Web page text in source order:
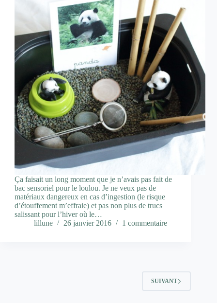
Ça faisait un long moment que je n’avais pas fait de
bac sensoriel pour le loulou. Je ne veux pas de
matériaux dangereux en cas d’ingestion (le risque
d’étouffement m’effraie) et pas non plus de trucs
salissant pour l’hiver où le…
lillune
26 janvier 2016 1 commentaire
SUIVANT